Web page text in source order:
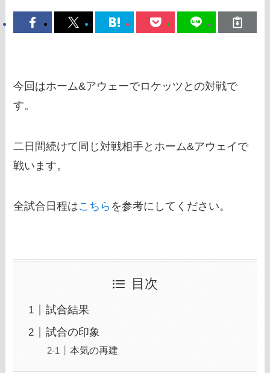
今回はホーム&アウェーでロケッツとの対戦で
す。
二日間続けて同じ対戦相手とホーム&アウェイで
戦います。
全試合日程はこちら を参考にしてください。
目次
試合結果
試合の印象
本気の再建